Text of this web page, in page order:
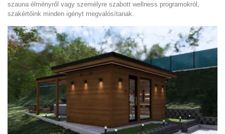
szauna élményről vagy személyre szabott wellness programokról,
szakértőink minden igényt megvalósítanak.